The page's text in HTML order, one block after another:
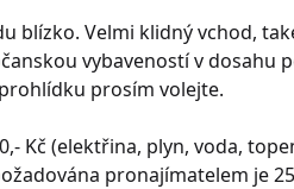
blízko. Velmi klidný vchod,
vybaveností v dosahu
prosím volejte.
Kč (elektřina, plyn, voda,
pronajímatelem je